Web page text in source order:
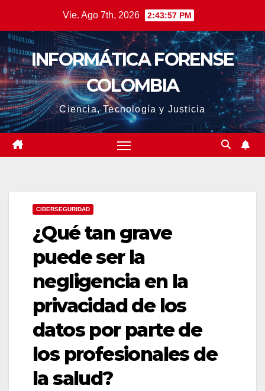
contenido
Vie. Ago 7th, 2026 2:43:58 PM
INFORMÁTICA FORENSE
COLOMBIA
Ciencia, Tecnología y Justicia
CIBERSEGURIDAD
¿Qué tan grave
puede ser la
negligencia en la
privacidad de los
datos por parte de
los profesionales de
la salud?